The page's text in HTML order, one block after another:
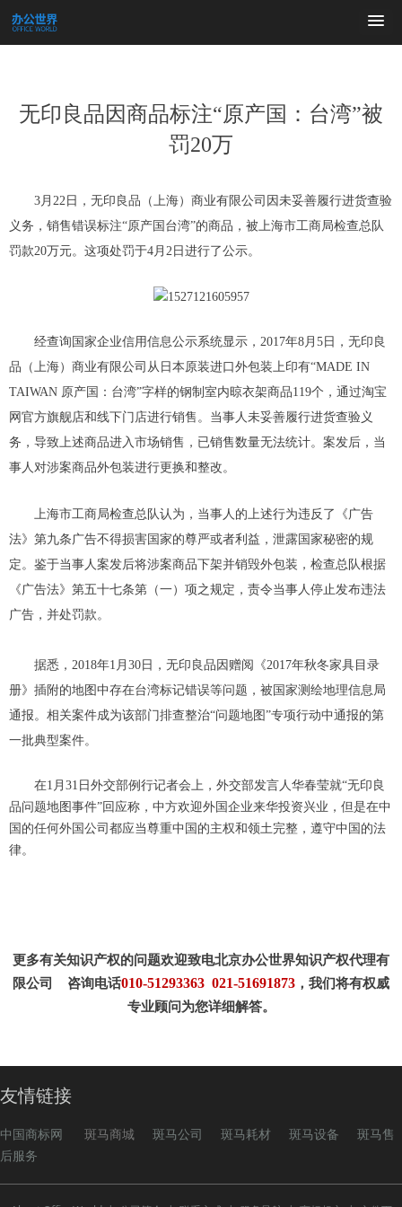
无印良品因商品标注“原产国：台湾”被
罚20万
3月22日，无印良品（上海）商业有限公司因未妥善履行进货查验
义务，销售错误标注“原产国台湾”的商品，被上海市工商局检查总队
罚款20万元。这项处罚于4月2日进行了公示。
经查询国家企业信用信息公示系统显示，2017年8月5日，无印良
品（上海）商业有限公司从日本原装进口外包装上印有“MADE IN
TAIWAN 原产国：台湾”字样的钢制室内晾衣架商品119个，通过淘宝
网官方旗舰店和线下门店进行销售。当事人未妥善履行进货查验义
务，导致上述商品进入市场销售，已销售数量无法统计。案发后，当
事人对涉案商品外包装进行更换和整改。
上海市工商局检查总队认为，当事人的上述行为违反了《广告
法》第九条广告不得损害国家的尊严或者利益，泄露国家秘密的规
定。鉴于当事人案发后将涉案商品下架并销毁外包装，检查总队根据
《广告法》第五十七条第（一）项之规定，责令当事人停止发布违法
广告，并处罚款。
据悉，2018年1月30日，无印良品因赠阅《2017年秋冬家具目录
册》插附的地图中存在台湾标记错误等问题，被国家测绘地理信息局
通报。相关案件成为该部门排查整治“问题地图”专项行动中通报的第
一批典型案件。
在1月31日外交部例行记者会上，外交部发言人华春莹就“无印良
品问题地图事件”回应称，中方欢迎外国企业来华投资兴业，但是在中
国的任何外国公司都应当尊重中国的主权和领土完整，遵守中国的法
律。
更多有关知识产权的问题欢迎致电北京办公世界知识产权代理有
限公司 咨询电话010-51293363 021-51691873 ，我们将有权威
专业顾问为您详细解答。
友情链接
中国商标网 斑马商城 斑马公司 斑马耗材 斑马设备
斑马售
后服务